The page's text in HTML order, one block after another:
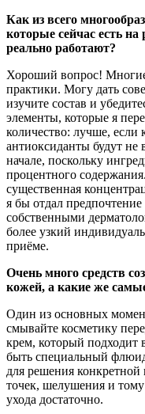
Как из всего
которые сейчас есть
реально работают?
Хороший вопрос! Многие
практики. Могу дать
изучите состав и
элементы, которые я
количество: лучше,
антиоксиданты будут не
начале, поскольку
процентного
существенная
я бы отдал
собственными
более узкий
приёме.
Очень много средств
кожей, а какие же
Один из основных
смывайте косметику
крем, который
быть специальный
для решения
точек, шелушения и
ухода достаточно.